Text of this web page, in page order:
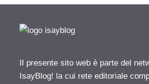
Il presente sito web è parte del
IsayBlog! la cui rete editoriale